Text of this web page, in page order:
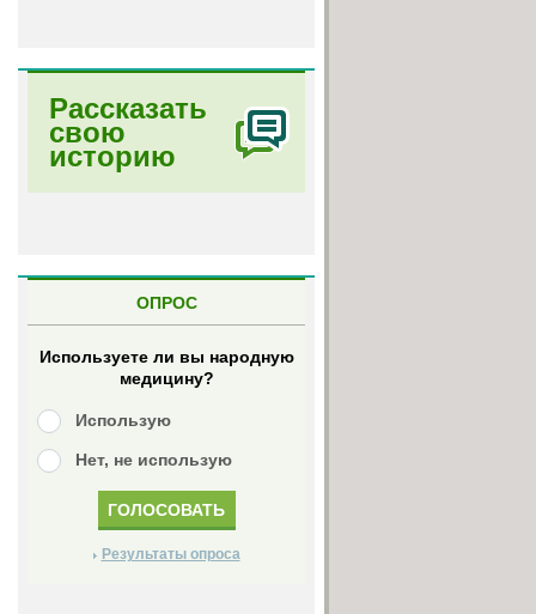
Рассказать
свою
историю
ОПРОС
Используете ли вы народную
медицину?
Использую
Нет, не использую
Результаты опроса